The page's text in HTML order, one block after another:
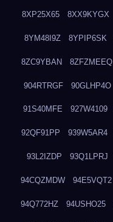
8XP25X65 8XX9KYGX
8YM48I9Z 8YPIP6SK
8ZC9YBAN 8ZFZMEEQ
904RTRGF 90GLHP4O
91S40MFE 927W4109
92QF91PP 939W5AR4
93L2IZDP 93Q1LPRJ
94CQZMDW 94E5VQT2
94Q772HZ 94USHO25